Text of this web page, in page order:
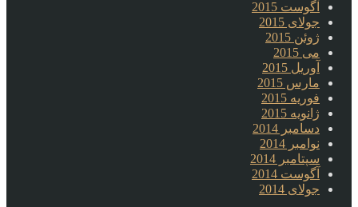
آگوست 2015
جولای 2015
ژوئن 2015
می 2015
آوریل 2015
مارس 2015
فوریه 2015
ژانویه 2015
دسامبر 2014
نوامبر 2014
سپتامبر 2014
آگوست 2014
جولای 2014